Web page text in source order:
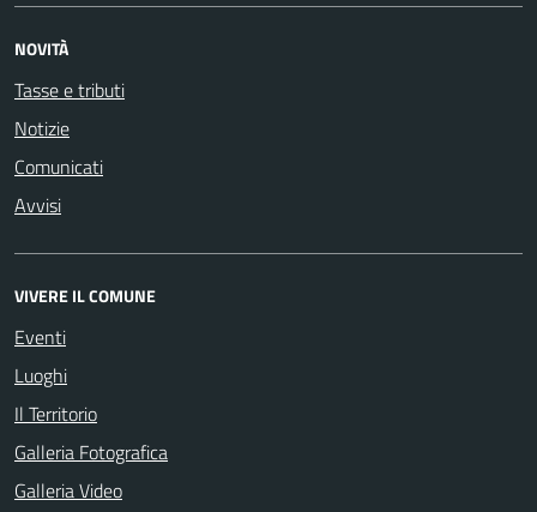
NOVITÀ
Tasse e tributi
Notizie
Comunicati
Avvisi
VIVERE IL COMUNE
Eventi
Luoghi
Il Territorio
Galleria Fotografica
Galleria Video